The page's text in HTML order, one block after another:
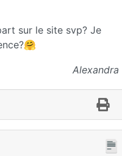
sur le site svp? Je
Alexandra